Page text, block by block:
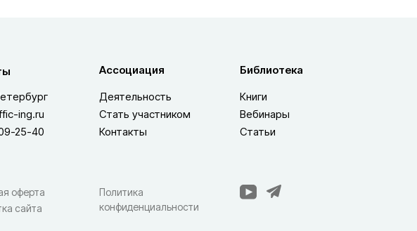
Политика
конфиденциальности
оферта
сайта
ing.ru
25-40
Деятельность
Стать участником
Контакты
Книги
Вебинары
Статьи
Ассоциация Библиотека